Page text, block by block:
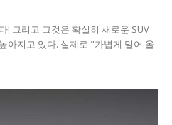
! 그리고 그것은 확실히 새로운 SUV
아지고 있다. 실제로 "가볍게 밀어 올